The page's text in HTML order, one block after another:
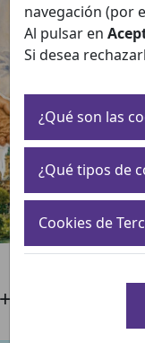
I Encuentro
navegación (por
Al pulsar en
Si desea
¿Qué son las
¿Qué tipos de
Cookies de